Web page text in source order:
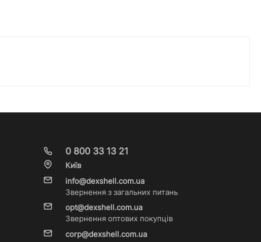
0 800 33 13 21
Київ
info@dexshell.com.ua
Звернення з загальних питань
opt@dexshell.com.ua
Звернення оптових покупців
corp@dexshell.com.ua